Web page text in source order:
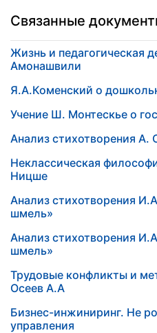
Связанные
Жизнь и педагогическая
Амонашвили
Я.А.Коменский о
Учение Ш. Монтескье о
Анализ стихотворения А.
Неклассическая
Ницше
Анализ стихотворения
шмель»
Анализ стихотворения
шмель»
Трудовые конфликты и
Осеев А.А
Бизнес-инжиниринг. Не
управления